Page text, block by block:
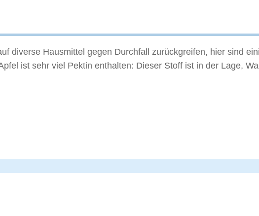
diverse Hausmittel gegen Durchfall zurückgreifen, hier sind
ist sehr viel Pektin enthalten: Dieser Stoff ist in der Lage,